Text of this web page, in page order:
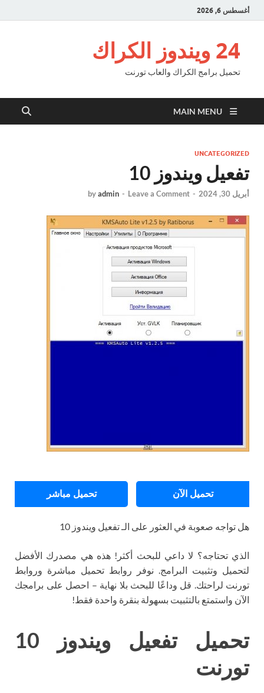
أغسطس 6, 2026
24 ويندوز الكراك
تحميل برامج الكراك والعاب تورنت
MAIN MENU
UNCATEGORIZED
تفعيل ويندوز 10
أبريل 30, 2024 -
byadmin - Leave a Comment
تحميل الآن تحميل مباشر
هل تواجه صعوبة في العثور على الـ تفعيل ويندوز 10
الذي تحتاجه؟ لا داعي للبحث أكثر! هذه هي مصدرك الأفضل
لتحميل وتثبيت البرامج. نوفر روابط تحميل مباشرة وروابط
تورنت لراحتك. قل وداعًا للبحث بلا نهاية – احصل على برامجك
الآن واستمتع بالتثبيت بسهولة بنقرة واحدة فقط!
تحميل تفعيل ويندوز 10
تورنت